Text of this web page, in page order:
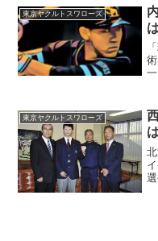
東京ヤクルトスワローズ
東京ヤクルトスワローズ